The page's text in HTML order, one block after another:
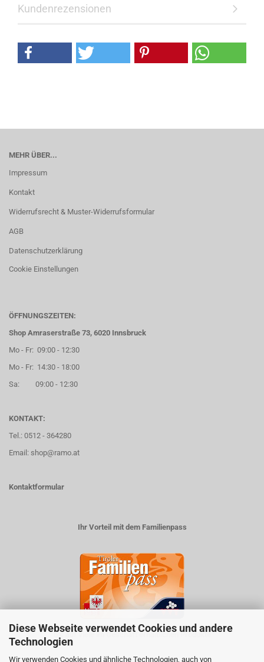
Diese Webseite verwendet Cookies und andere
Technologien
Wir verwenden Cookies und ähnliche Technologien, auch von
Kundenrezensionen
MEHR ÜBER...
Impressum
Kontakt
Widerrufsrecht & Muster-Widerrufsformular
AGB
Datenschutzerklärung
Cookie Einstellungen
ÖFFNUNGSZEITEN:
Shop Amraserstraße 73, 6020 Innsbruck
Mo - Fr: 09:00 - 12:30
Mo - Fr: 14:30 - 18:00
Sa: 09:00 - 12:30
KONTAKT:
Tel.: 0512 - 364280
Email: shop@ramo.at
Kontaktformular
Ihr Vorteil mit dem Familienpass
5% auf viele im Geschäft erhältlichen Produkte